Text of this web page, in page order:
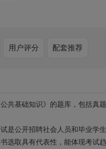
用户评分 配套推荐
共基础知识》的题库，包括真
是公开招聘社会人员和毕业学
选取具有代表性，能体现考试